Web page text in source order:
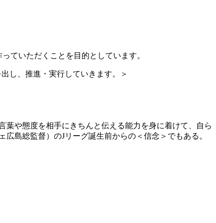
ていただくことを目的としています。
し、推進・実行していきます。＞
や態度を相手にきちんと伝える能力を身に着けて、自ら
島総監督）のJリーグ誕生前からの＜信念＞でもある。